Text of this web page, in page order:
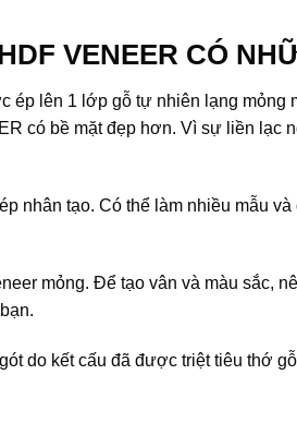
VENEER CÓ
ép lên 1 lớp gỗ tự nhiên lạng mỏng
có bề mặt đẹp hơn. Vì sự liền lạc
nhân tạo. Có thể làm nhiều mẫu
mỏng. Để tạo vân và màu sắc,
do kết cấu đã được triệt tiêu thớ